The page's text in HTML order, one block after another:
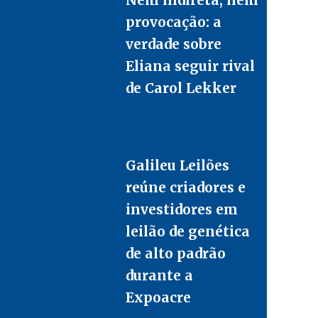
provocação: a
verdade sobre
Eliana seguir rival
de Carol Lekker
Galileu Leilões
reúne criadores e
investidores em
leilão de genética
de alto padrão
durante a
Expoacre